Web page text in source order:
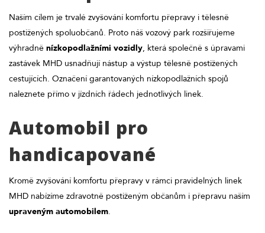
Naším cílem je trvalé zvyšování komfortu přepravy i tělesně
postižených spoluobčanů. Proto náš vozový park rozšiřujeme
výhradně nízkopodlažními vozidly, která společně s úpravami
zastávek MHD usnadňují nástup a výstup tělesně postižených
cestujících. Označení garantovaných nízkopodlažních spojů
naleznete přímo v jízdních řádech jednotlivých linek.
Automobil pro
handicapované
Kromě zvyšování komfortu přepravy v rámci pravidelných linek
MHD nabízíme zdravotně postiženým občanům i přepravu naším
upraveným automobilem.